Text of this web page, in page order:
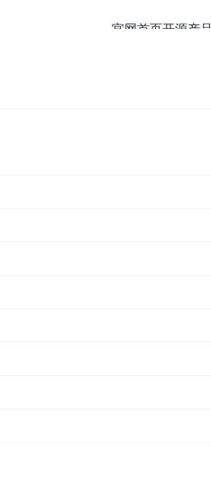
官网首页开源产品
在互联网业务
“普惠、科技、
付模式，在银行
200余个城市，日